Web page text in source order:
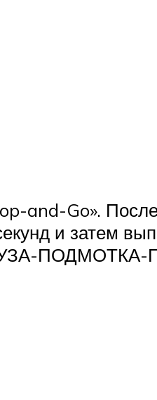
and-Go».
и затем
ПОДМОТКА-